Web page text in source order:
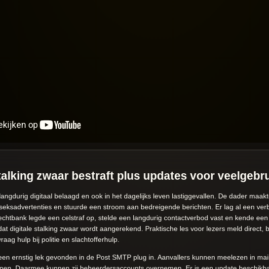
zwaar bestraft plus updates voor
digitaal belaagd en ook in het dagelijks leven lastiggevallen. De dader
en stuurde een stroom aan bedreigende berichten. Er lag al een
legde een celstraf op, stelde een langdurig contactverbod vast en kende
digitale stalking zwaar wordt aangerekend. Praktische les voor lezers meld direct,
hulp bij politie en slachtofferhulp.
ernstig lek gevonden in de Post SMTP plug in. Aanvallers kunnen meelezen in